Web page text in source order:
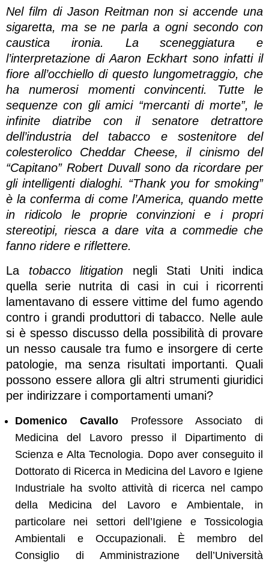
Nel film di Jason Reitman non si accende una
sigaretta, ma se ne parla a ogni secondo con
caustica ironia. La sceneggiatura e
l’interpretazione di Aaron Eckhart sono infatti il
fiore all’occhiello di questo lungometraggio, che
ha numerosi momenti convincenti. Tutte le
sequenze con gli amici “mercanti di morte”, le
infinite diatribe con il senatore detrattore
dell’industria del tabacco e sostenitore del
colesterolico Cheddar Cheese, il cinismo del
“Capitano” Robert Duvall sono da ricordare per
gli intelligenti dialoghi. “Thank you for smoking”
è la conferma di come l’America, quando mette
in ridicolo le proprie convinzioni e i propri
stereotipi, riesca a dare vita a commedie che
fanno ridere e riflettere.
La tobacco litigation negli Stati Uniti indica
quella serie nutrita di casi in cui i ricorrenti
lamentavano di essere vittime del fumo agendo
contro i grandi produttori di tabacco. Nelle aule
si è spesso discusso della possibilità di provare
un nesso causale tra fumo e insorgere di certe
patologie, ma senza risultati importanti. Quali
possono essere allora gli altri strumenti giuridici
per indirizzare i comportamenti umani?
Domenico Cavallo Professore Associato di
Medicina del Lavoro presso il Dipartimento di
Scienza e Alta Tecnologia. Dopo aver conseguito il
Dottorato di Ricerca in Medicina del Lavoro e Igiene
Industriale ha svolto attività di ricerca nel campo
della Medicina del Lavoro e Ambientale, in
particolare nei settori dell’Igiene e Tossicologia
Ambientali e Occupazionali. È membro del
Consiglio di Amministrazione dell’Università